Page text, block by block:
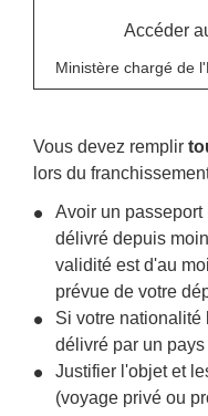
Accéder
Ministère chargé de
Vous devez remplir
lors du
Avoir un passeport
délivré depuis
validité est d'au
prévue de votre
Si votre
délivré par un pays
Justifier l'objet et
(voyage privé ou